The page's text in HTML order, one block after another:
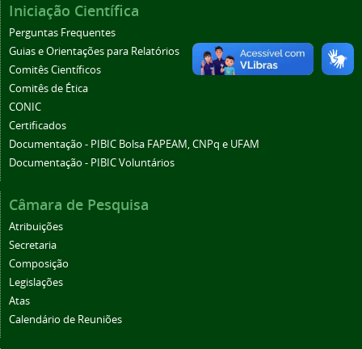
Iniciação Científica
Perguntas Frequentes
Guias e Orientações para Relatórios
Comitês Científicos
Comitês de Ética
CONIC
Certificados
Documentação - PIBIC Bolsa FAPEAM, CNPq e UFAM
Documentação - PIBIC Voluntários
Câmara de Pesquisa
Atribuições
Secretaria
Composição
Legislações
Atas
Calendário de Reuniões